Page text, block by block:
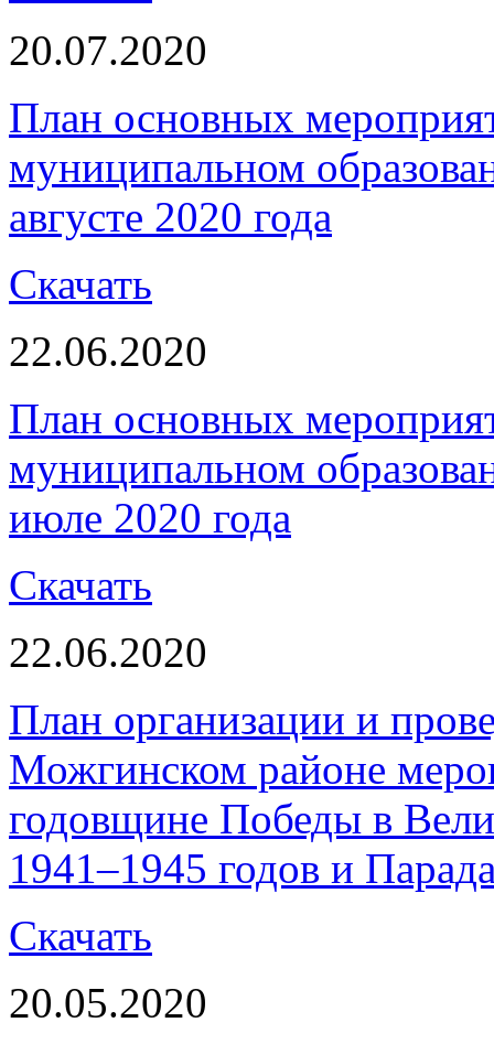
20.07.2020
План основных
муниципальном
августе 2020 года
Скачать
22.06.2020
План основных
муниципальном
июле 2020 года
Скачать
22.06.2020
План организации и
Можгинском районе
годовщине Победы в
1941–1945 годов и
Скачать
20.05.2020